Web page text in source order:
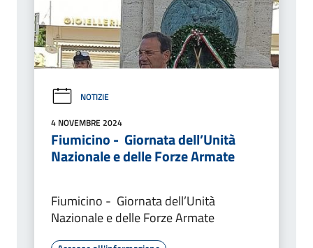
NOTIZIE
4 NOVEMBRE 2024
Fiumicino - Giornata dell’Unità
Nazionale e delle Forze Armate
Fiumicino - Giornata dell’Unità
Nazionale e delle Forze Armate